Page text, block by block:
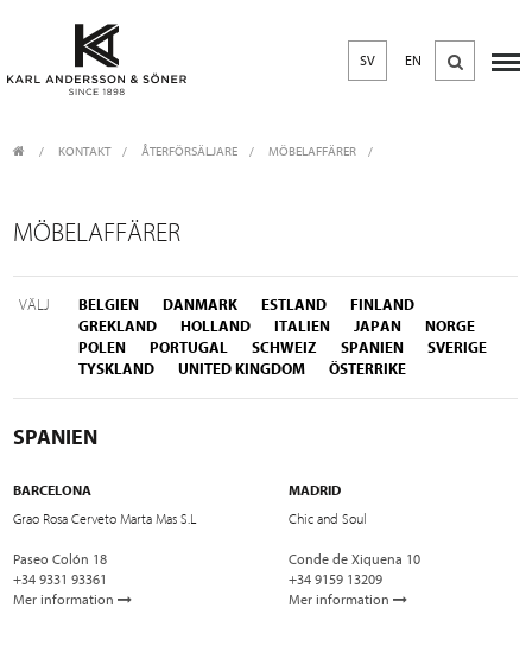
SV EN
KONTAKT / ÅTERFÖRSÄLJARE / MÖBELAFFÄRER
MÖBELAFFÄRER
VÄLJ BELGIEN DANMARK ESTLAND
FINLAND
GREKLAND
HOLLAND ITALIEN JAPAN
NORGE
POLEN
PORTUGAL SCHWEIZ SPANIEN
SVERIGE
TYSKLAND
UNITED KINGDOM ÖSTERRIKE
SPANIEN
BARCELONA
Grao Rosa Cerveto Marta Mas S.L
Paseo Colón 18
+34 9331 93361
Mer information
MADRID
Chic and Soul
Conde de Xiquena 10
+34 9159 13209
Mer information